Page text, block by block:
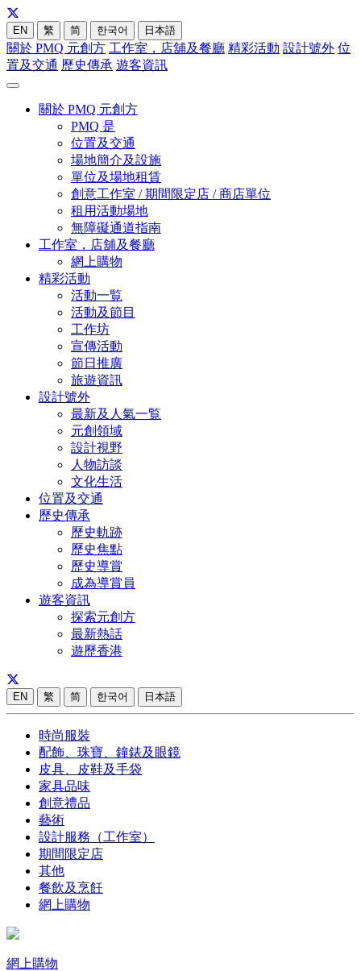
EN 繁 简 한국어 日本語
關於 PMQ 元創方 工作室，店舖及餐廳 精彩活動 設計號外 位
置及交通 歷史傳承 遊客資訊
關於 PMQ 元創方
PMQ 是
位置及交通
場地簡介及設施
單位及場地租賃
創意工作室 / 期間限定店 / 商店單位
租用活動場地
無障礙通道指南
工作室，店舖及餐廳
網上購物
精彩活動
活動一覧
活動及節目
工作坊
宣傳活動
節日推廣
旅遊資訊
設計號外
最新及人氣一覧
元創領域
設計視野
人物訪談
文化生活
位置及交通
歷史傳承
歷史軌跡
歷史焦點
歷史導賞
成為導賞員
遊客資訊
探索元創方
最新熱話
遊歷香港
EN 繁 简 한국어 日本語
時尚服裝
配飾、珠寶、鐘錶及眼鏡
皮具、皮鞋及手袋
家具品味
創意禮品
藝術
設計服務（工作室）
期間限定店
其他
餐飲及烹飪
網上購物
網上購物